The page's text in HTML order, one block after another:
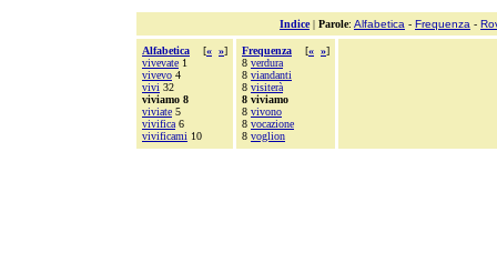
Indice| Parole: Alfabetica - Frequenza -
Alfabetica [« »]
vivevate 1
vivevo 4
vivi 32
viviamo 8
viviate 5
vivifica 6
vivificami 10
Frequenza [« »]
8 verdura
8 viandanti
8 visiterà
8 viviamo
8 vivono
8 vocazione
8 voglion